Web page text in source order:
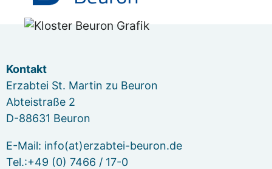
Kontakt
Erzabtei St. Martin zu Beuron
Abteistraße 2
D-88631 Beuron
E-Mail: info(at)erzabtei-beuron.de
Tel.:+49 (0) 7466 / 17-0